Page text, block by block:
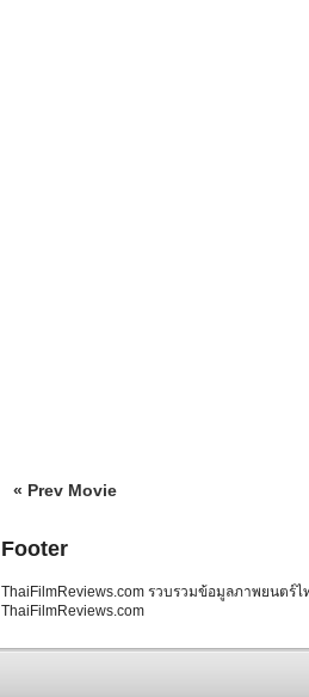
« Prev Movie
Footer
ThaiFilmReviews.com รวบรวมข้อมูลภาพยนตร์
ThaiFilmReviews.com